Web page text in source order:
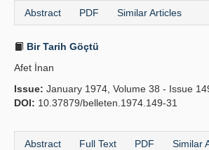
Abstract PDF Similar Articles
Bir Tarih Göçtü
Afet İnan
Issue: January 1974, Volume 38 - Issue
DOI: 10.37879/belleten.1974.149-31
Abstract Full Text PDF Similar